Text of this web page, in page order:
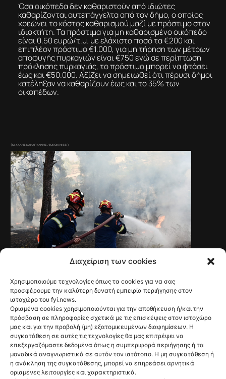
Διαχείριση των cookies
Χρησιμοποιούμε τεχνολογίες όπως τα cookies για να σας
προσφέρουμε την καλύτερη δυνατή εμπειρία περιήγησης στον
ιστοχώρο του fyi.news.
Ορισμένα cookies χρησιμοποιούνται για την αποθήκευση ή/και την
πρόσβαση σε πληροφορίες σχετικά με τις επισκέψεις στον ιστοχώρο
μας και για την προβολή (μη) εξατομικευμένων διαφημίσεων. Η
συγκατάθεση σε αυτές τις τεχνολογίες θα μας επιτρέψει να
επεξεργαζόμαστε δεδομένα όπως η συμπεριφορά περιήγησης ή τα
μοναδικά αναγνωριστικά σε αυτόν τον ιστότοπο. Η μη συγκατάθεση ή
η ανάκληση της συγκατάθεσης, μπορεί να επηρεάσει αρνητικά
ορισμένες λειτουργίες και χαρακτηριστικά.
Όσα οικόπεδα δεν καθαριστούν από ιδιώτες
καθαρίζονται αυτεπάγγελτα από τον δήμο, ο οποίος
χρεώνει το κόστος καθαρισμού μαζί με πρόστιμο στον
ιδιοκτήτη. Τα πρόστιμα για μη καθαρισμένο οικόπεδο
είναι 0,50 ευρώ/τ.μ. με ελάχιστο ποσό τα €200 και
επιπλέον πρόστιμο €1.000, για μη τήρηση των μέτρων
αποφυγής πυρκαγιών είναι €750 ενώ σε περίπτωση
πρόκλησης πυρκαγιάς, το πρόστιμο μπορεί να φτάσει
έως και €50.000. Αξίζει να σημειωθεί ότι πέρυσι δήμοι
κατέληξαν να καθαρίζουν έως και το 35% των
οικοπέδων.
(ΜΙΧΑΛΗΣ ΚΑΡΑΓΙΑΝΝΗΣ / EUROKINISSI)
NEWS
WWF: 180.000
στρέμματα
επηρεάστηκαν
από τις πυρκαγιές
σε λίγες ημέρες